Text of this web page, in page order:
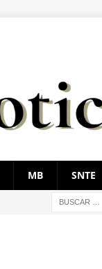
MB SNTE